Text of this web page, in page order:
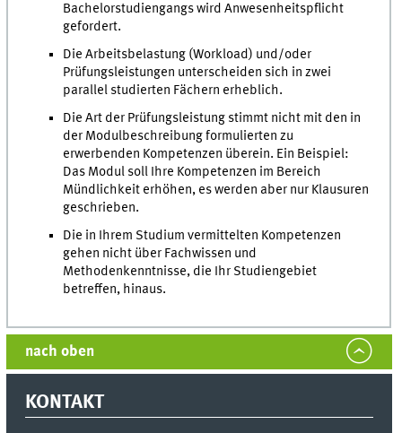
Bachelorstudiengangs wird Anwesenheitspflicht
gefordert.
Die Arbeitsbelastung (Workload) und/oder
Prüfungsleistungen unterscheiden sich in zwei
parallel studierten Fächern erheblich.
Die Art der Prüfungsleistung stimmt nicht mit den in
der Modulbeschreibung formulierten zu
erwerbenden Kompetenzen überein. Ein Beispiel:
Das Modul soll Ihre Kompetenzen im Bereich
Mündlichkeit erhöhen, es werden aber nur Klausuren
geschrieben.
Die in Ihrem Studium vermittelten Kompetenzen
gehen nicht über Fachwissen und
Methodenkenntnisse, die Ihr Studiengebiet
betreffen, hinaus.
nach oben
KONTAKT